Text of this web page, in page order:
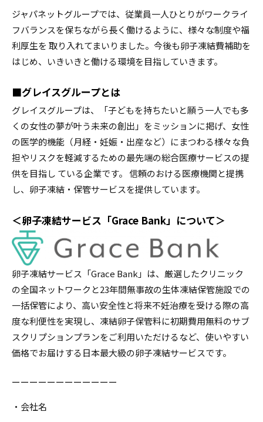
ジャパネットグループでは、従業員一⼈ひとりがワークライ
フバランスを保ちながら⻑く働けるように、様々な制度や福
利厚生を 取り入れてまいりました。今後も卵子凍結費補助を
はじめ、いきいきと働ける環境を目指していきます。
■グレイスグループとは
グレイスグループは、「子どもを持ちたいと願う一⼈でも多
くの女性の夢が叶う未来の創出」をミッションに掲げ、女性
の医学的機能（月経・妊娠・出産など）にまつわる様々な負
担やリスクを軽減するための最先端の総合医療サービスの提
供を目指し ている企業です。 信頼のおける医療機関と提携
し、卵子凍結・保管サービスを提供しています。
＜卵子凍結サービス「Grace Bank」について＞
卵子凍結サービス「Grace Bank」は、厳選したクリニック
の全国ネットワークと23年間無事故の生体凍結保管施設での
一括保管により、高い安全性と将来不妊治療を受ける際の高
度な利便性を実現し、凍結卵子保管料に初期費用無料のサブ
スクリプションプランをご利用いただけるなど、使いやすい
価格でお届けする日本最大級の卵子凍結サービスです。
ーーーーーーーーーーーー
・会社名